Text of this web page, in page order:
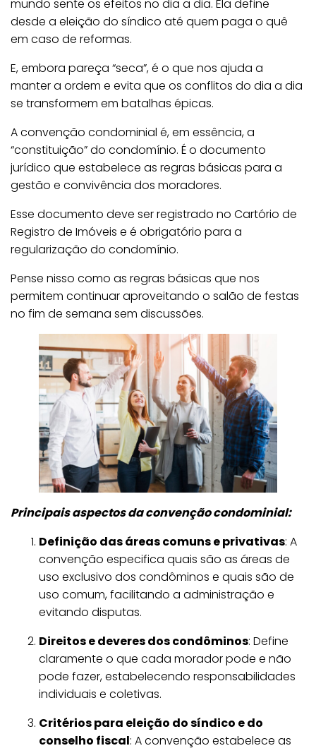
i
o
C
d
o
m
n
R
e
a
s
q
u
e
F
a
z
e
m
D
i
f
e
e
n
ç
mundo sente os efeitos no dia a dia. Ela define
desde a eleição do síndico até quem paga o quê
em caso de reformas.
E, embora pareça “seca”, é o que nos ajuda a
manter a ordem e evita que os conflitos do dia a dia
se transformem em batalhas épicas.
A convenção condominial é, em essência, a
“constituição” do condomínio. É o documento
jurídico que estabelece as regras básicas para a
gestão e convivência dos moradores.
Esse documento deve ser registrado no Cartório de
Registro de Imóveis e é obrigatório para a
regularização do condomínio.
Pense nisso como as regras básicas que nos
permitem continuar aproveitando o salão de festas
no fim de semana sem discussões.
Principais aspectos da convenção condominial:
Definição das áreas comuns e privativas: A
convenção especifica quais são as áreas de
uso exclusivo dos condôminos e quais são de
uso comum, facilitando a administração e
evitando disputas.
Direitos e deveres dos condôminos: Define
claramente o que cada morador pode e não
pode fazer, estabelecendo responsabilidades
individuais e coletivas.
Critérios para eleição do síndico e do
conselho fiscal: A convenção estabelece as